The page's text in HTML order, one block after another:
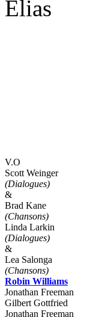
Elias
V.O
Scott Weinger
(Dialogues)
&
Brad Kane
(Chansons)
Linda Larkin
(Dialogues)
&
Lea Salonga
(Chansons)
Robin Williams
Jonathan Freeman
Gilbert Gottfried
Jonathan Freeman